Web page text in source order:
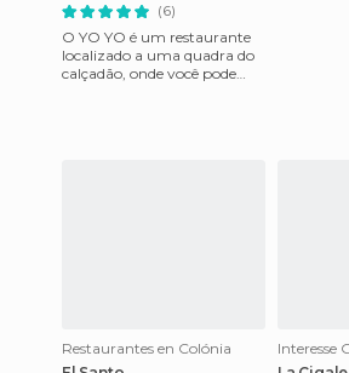
(6)
O YO YO é um restaurante
localizado a uma quadra do
calçadão, onde você pode
Restaurantes en Colónia